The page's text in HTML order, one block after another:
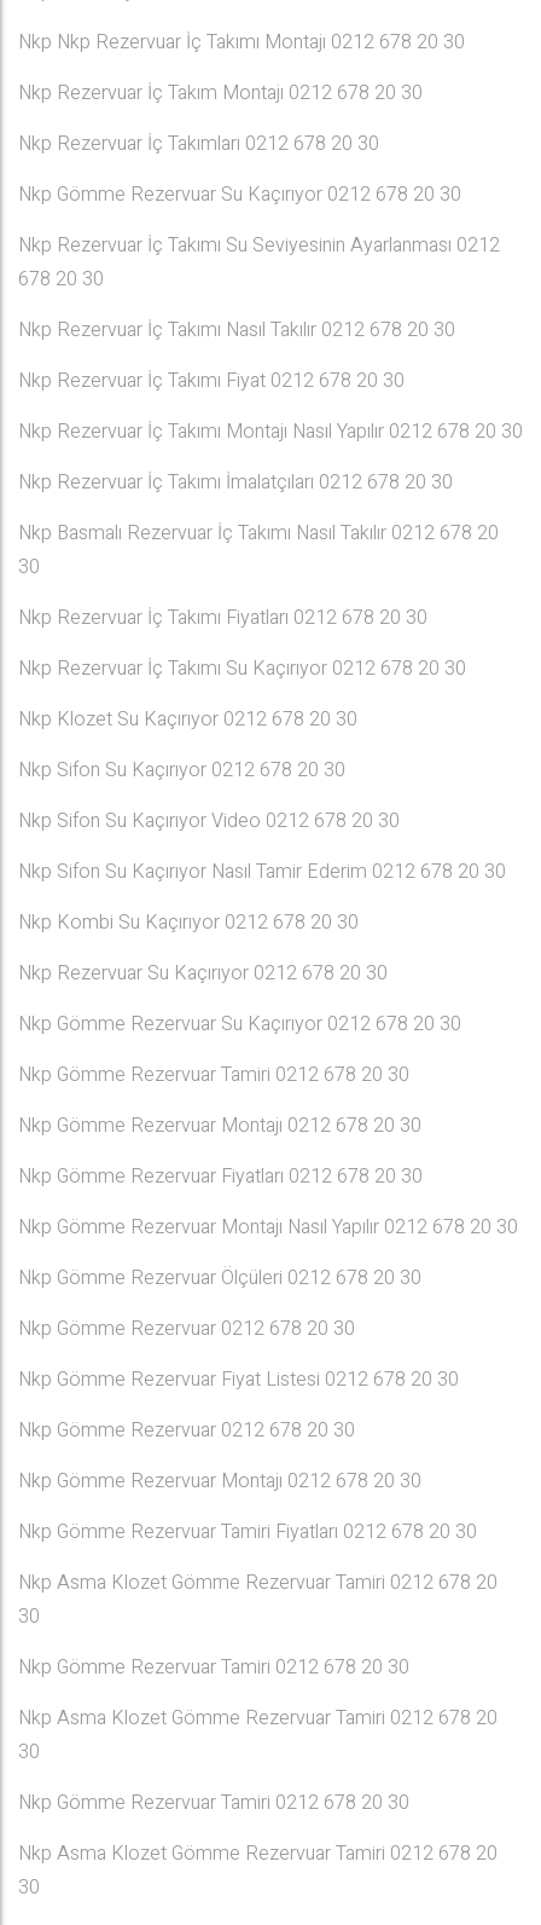
Nkp Nkp Rezervuar İç Takımı Montajı 0212 678 20 30
Nkp Rezervuar İç Takım Montajı 0212 678 20 30
Nkp Rezervuar İç Takımları 0212 678 20 30
Nkp Gömme Rezervuar Su Kaçırıyor 0212 678 20 30
Nkp Rezervuar İç Takımı Su Seviyesinin Ayarlanması 0212
678 20 30
Nkp Rezervuar İç Takımı Nasıl Takılır 0212 678 20 30
Nkp Rezervuar İç Takımı Fiyat 0212 678 20 30
Nkp Rezervuar İç Takımı Montajı Nasıl Yapılır 0212 678 20 30
Nkp Rezervuar İç Takımı İmalatçıları 0212 678 20 30
Nkp Basmalı Rezervuar İç Takımı Nasıl Takılır 0212 678 20
30
Nkp Rezervuar İç Takımı Fiyatları 0212 678 20 30
Nkp Rezervuar İç Takımı Su Kaçırıyor 0212 678 20 30
Nkp Klozet Su Kaçırıyor 0212 678 20 30
Nkp Sifon Su Kaçırıyor 0212 678 20 30
Nkp Sifon Su Kaçırıyor Video 0212 678 20 30
Nkp Sifon Su Kaçırıyor Nasıl Tamir Ederim 0212 678 20 30
Nkp Kombi Su Kaçırıyor 0212 678 20 30
Nkp Rezervuar Su Kaçırıyor 0212 678 20 30
Nkp Gömme Rezervuar Su Kaçırıyor 0212 678 20 30
Nkp Gömme Rezervuar Tamiri 0212 678 20 30
Nkp Gömme Rezervuar Montajı 0212 678 20 30
Nkp Gömme Rezervuar Fiyatları 0212 678 20 30
Nkp Gömme Rezervuar Montajı Nasıl Yapılır 0212 678 20 30
Nkp Gömme Rezervuar Ölçüleri 0212 678 20 30
Nkp Gömme Rezervuar 0212 678 20 30
Nkp Gömme Rezervuar Fiyat Listesi 0212 678 20 30
Nkp Gömme Rezervuar 0212 678 20 30
Nkp Gömme Rezervuar Montajı 0212 678 20 30
Nkp Gömme Rezervuar Tamiri Fiyatları 0212 678 20 30
Nkp Asma Klozet Gömme Rezervuar Tamiri 0212 678 20
30
Nkp Gömme Rezervuar Tamiri 0212 678 20 30
Nkp Asma Klozet Gömme Rezervuar Tamiri 0212 678 20
30
Nkp Gömme Rezervuar Tamiri 0212 678 20 30
Nkp Asma Klozet Gömme Rezervuar Tamiri 0212 678 20
30